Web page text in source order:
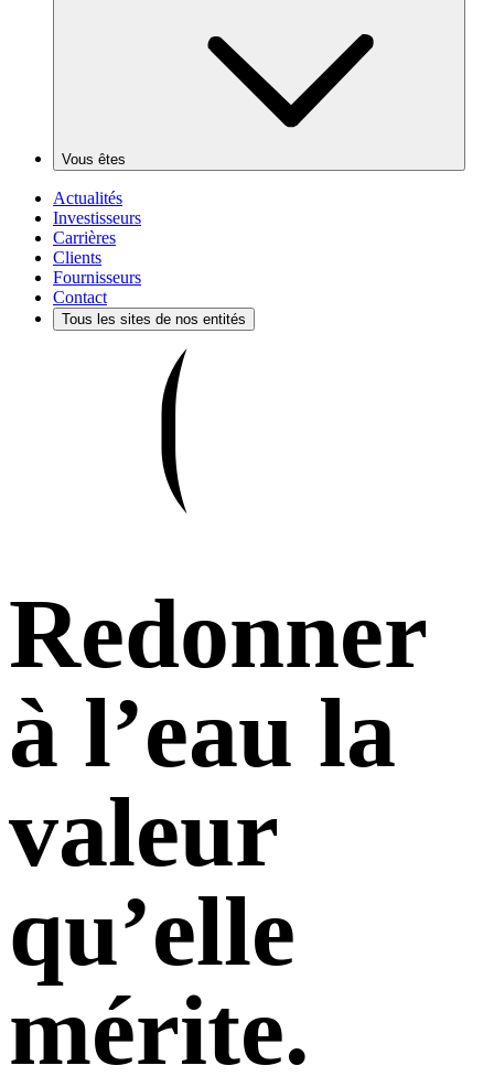
Vous êtes
Actualités
Investisseurs
Carrières
Clients
Fournisseurs
Contact
Tous les sites de nos entités
Redonner
à l’eau la
valeur
qu’elle
mérite.